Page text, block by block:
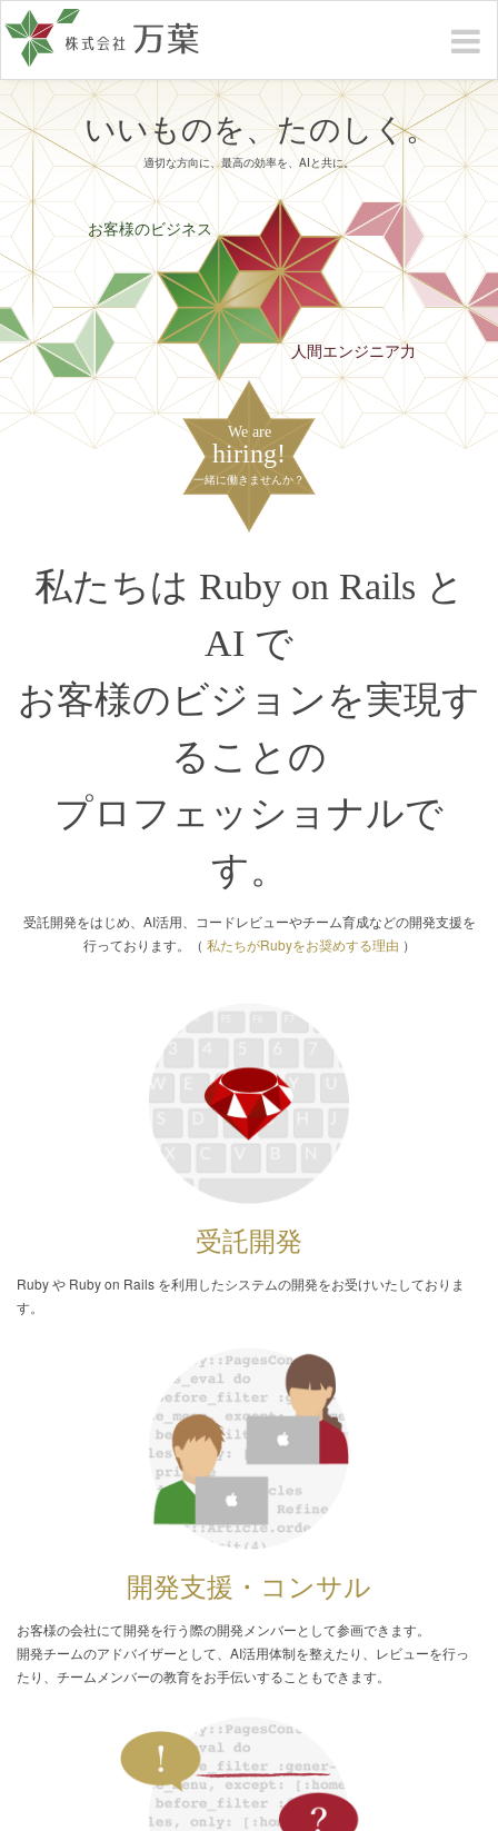
いいものを、たのしく。
適切な方向に、最高の効率を、AIと共に。
お客様のビジネス
人間エンジニア力
We are
hiring!
一緒に働きませんか？
私たちは Ruby on Rails と
AI で
お客様のビジョンを実現す
ることの
プロフェッショナルで
す。
受託開発をはじめ、AI活用、コードレビューやチーム育成などの開発支援を
行っております。（ 私たちがRubyをお奨めする理由 ）
受託開発
Ruby や Ruby on Rails を利用したシステムの開発をお受けいたしておりま
す。
開発支援・コンサル
お客様の会社にて開発を行う際の開発メンバーとして参画できます。
開発チームのアドバイザーとして、AI活用体制を整えたり、レビューを行っ
たり、チームメンバーの教育をお手伝いすることもできます。